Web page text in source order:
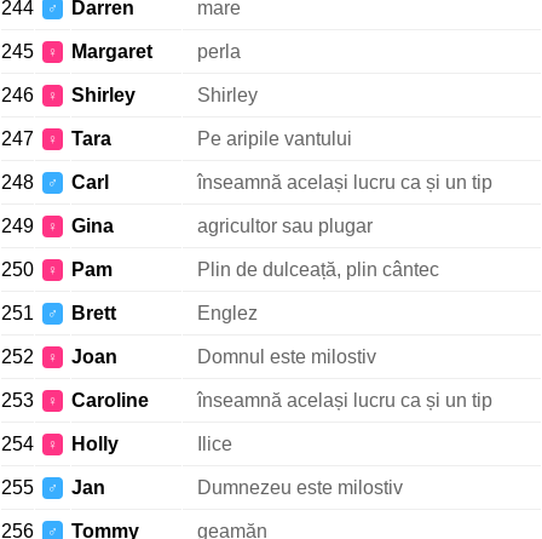
244 ♂ Darren mare
245 ♀ Margaret perla
246 ♀ Shirley Shirley
247 ♀ Tara Pe aripile vantului
248 ♂ Carl înseamnă același lucru ca și un tip
249 ♀ Gina agricultor sau plugar
250 ♀ Pam Plin de dulceață, plin cântec
251 ♂ Brett Englez
252 ♀ Joan Domnul este milostiv
253 ♀ Caroline înseamnă același lucru ca și un tip
254 ♀ Holly Ilice
255 ♂ Jan Dumnezeu este milostiv
256 ♂ Tommy geamăn